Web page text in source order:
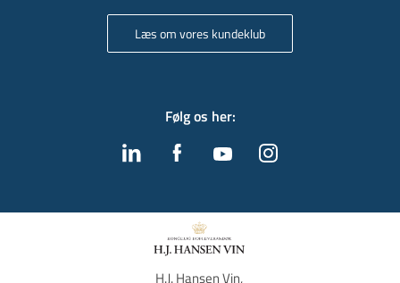
Læs om vores kundeklub
Følg os her:
H.J. Hansen Vin,